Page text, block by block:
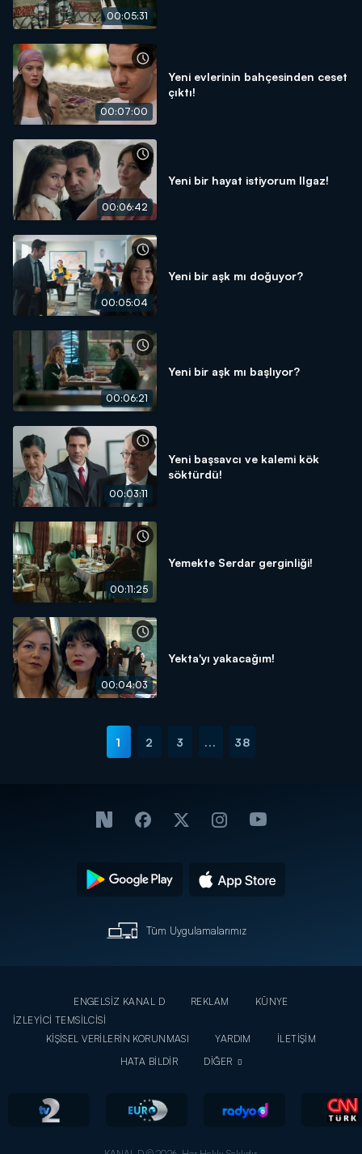
00:05:31
00:07:00
Yeni evlerinin bahçesinden ceset
çıktı!
00:06:42
Yeni bir hayat istiyorum Ilgaz!
00:05:04
Yeni bir aşk mı doğuyor?
00:06:21
Yeni bir aşk mı başlıyor?
00:03:11
Yeni başsavcı ve kalemi kök
söktürdü!
00:11:25
Yemekte Serdar gerginliği!
00:04:03
Yekta'yı yakacağım!
1 2 3 ... 38
Tüm Uygulamalarımız
ENGELSİZ KANAL D REKLAM
KÜNYE
İZLEYİCİ TEMSİLCİSİ
KİŞİSEL VERİLERİN KORUNMASI
YARDIM
İLETİŞİM
HATA BİLDİR
DİĞER